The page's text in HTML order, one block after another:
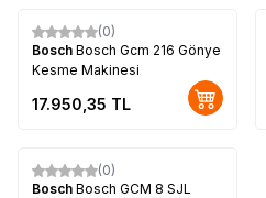
(0)
Bosch Bosch Gcm 216 Gönye
Kesme Makinesi
17.950,35 TL
(0)
Bosch Bosch GCM 8 SJL